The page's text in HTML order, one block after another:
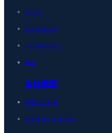
エッジ
ゲートウェイ
LiveAssurance
製品
会社概要
お問い合わせ
チャネルパートナー